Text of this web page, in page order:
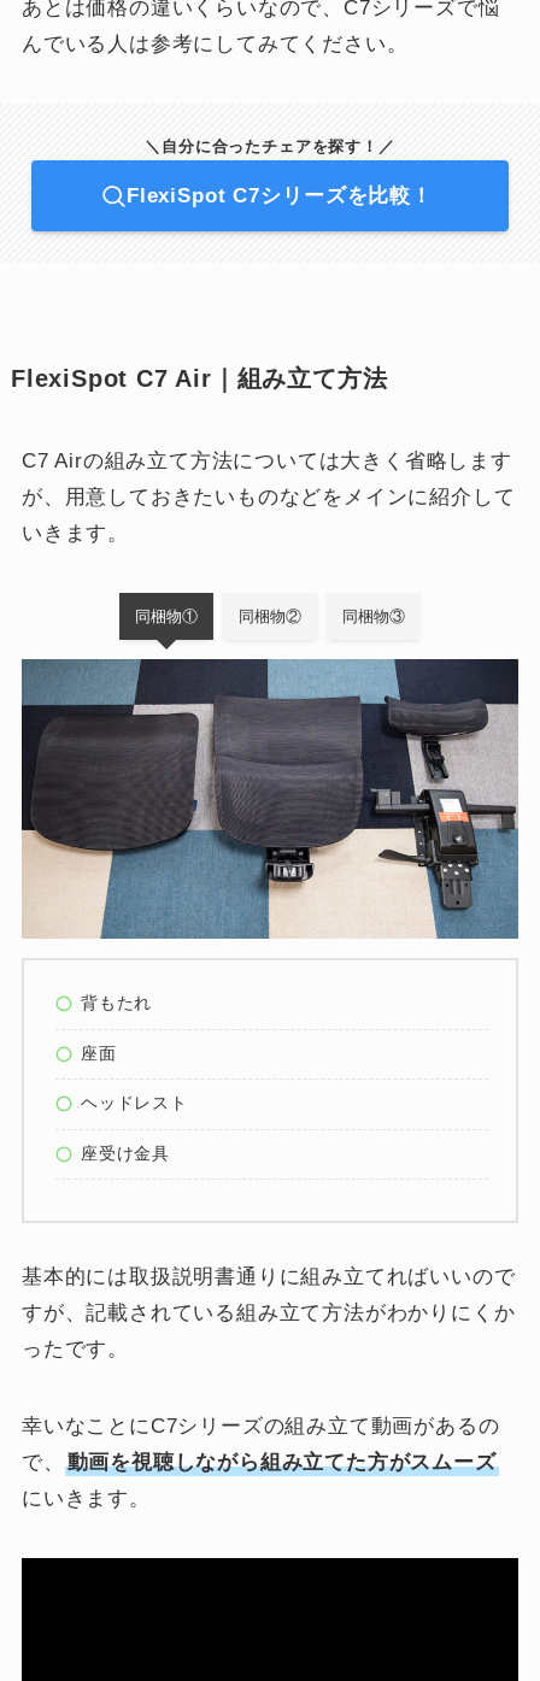
あとは価格の違いくらいなので、C7シリーズで悩
んでいる人は参考にしてみてください。
＼自分に合ったチェアを探す！／
FlexiSpot C7シリーズを比較！
FlexiSpot C7 Air｜組み立て方法
C7 Airの組み立て方法については大きく省略します
が、用意しておきたいものなどをメインに紹介して
いきます。
同梱物① 同梱物② 同梱物③
背もたれ
座面
ヘッドレスト
座受け金具
基本的には取扱説明書通りに組み立てればいいので
すが、記載されている組み立て方法がわかりにくか
ったです。
幸いなことにC7シリーズの組み立て動画があるの
で、
動画を視聴しながら組み立てた方がスムーズ
にいきます。